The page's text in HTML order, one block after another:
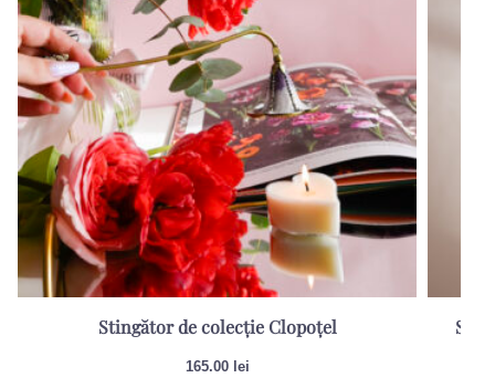
Stingător de colecție Clopoțel
165.00 lei
Set